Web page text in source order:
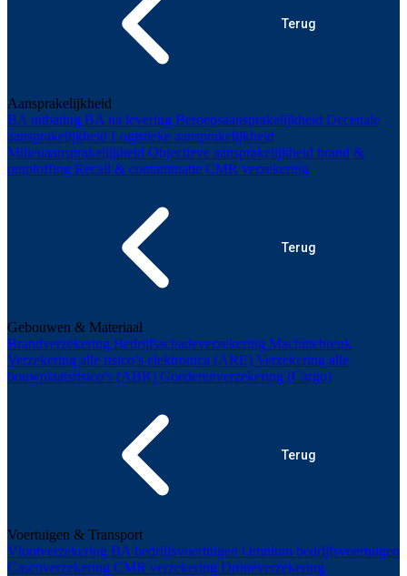
Terug
Aansprakelijkheid
BA uitbating BA na levering Beroepsaansprakelijkheid Decenale
aansprakelijkheid Logistieke aansprakelijkheid
Milieuaansprakelijkheid Objectieve aansprakelijkheid brand &
ontploffing Recall & contaminatie CMR verzekering
Terug
Gebouwen & Materiaal
Brandverzekering Bedrijfsschadeverzekering Machinebreuk
Verzekering alle risico’s elektronica (ARE) Verzekering alle
bouwplaatsrisico’s (ABR) Goederenverzekering (Cargo)
Terug
Voertuigen & Transport
Vlootverzekering BA bedrijfsvoertuigen Omnium bedrijfsvoertuigen
Cascoverzekering CMR verzekering Droneverzekering